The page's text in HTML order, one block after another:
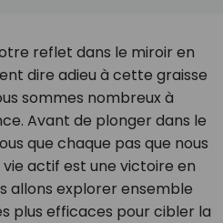
reflet dans le miroir en
dire adieu à cette graisse
sommes nombreux à
Avant de plonger dans le
que chaque pas que nous
actif est une victoire en
allons explorer ensemble
plus efficaces pour cibler la